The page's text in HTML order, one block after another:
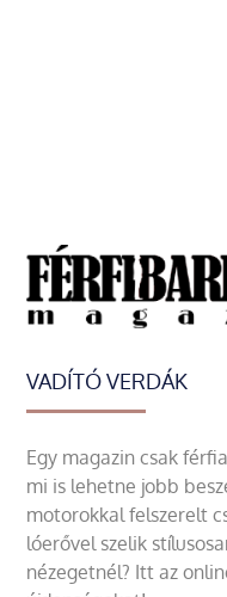
VADÍTÓ VERDÁK
Egy magazin csak
mi is lehetne jobb
motorokkal felszerelt
lóerővel szelik
nézegetnél? Itt az